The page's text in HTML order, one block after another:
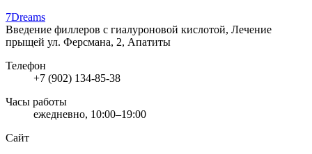
7Dreams
Введение филлеров с гиалуроновой кислотой, Лечение
прыщей ул. Ферсмана, 2, Апатиты
Телефон
+7 (902) 134-85-38
Часы работы
ежедневно, 10:00–19:00
Сайт